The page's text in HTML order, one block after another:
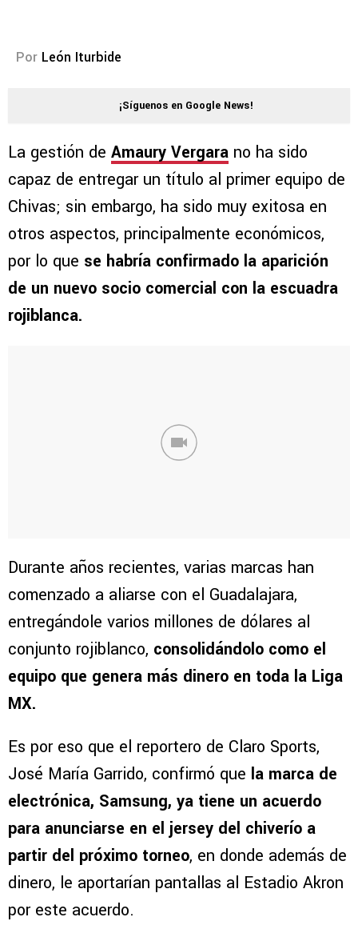
Por León Iturbide
¡Síguenos en Google News!
La gestión de Amaury Vergara no ha sido
capaz de entregar un título al primer equipo de
Chivas; sin embargo, ha sido muy exitosa en
otros aspectos, principalmente económicos,
por lo que se habría confirmado la aparición
de un nuevo socio comercial con la escuadra
rojiblanca.
Durante años recientes, varias marcas han
comenzado a aliarse con el Guadalajara,
entregándole varios millones de dólares al
conjunto rojiblanco, consolidándolo como el
equipo que genera más dinero en toda la Liga
MX.
Es por eso que el reportero de Claro Sports,
José María Garrido, confirmó que la marca de
electrónica, Samsung, ya tiene un acuerdo
para anunciarse en el jersey del chiverío a
partir del próximo torneo, en donde además de
dinero, le aportarían pantallas al Estadio Akron
por este acuerdo.